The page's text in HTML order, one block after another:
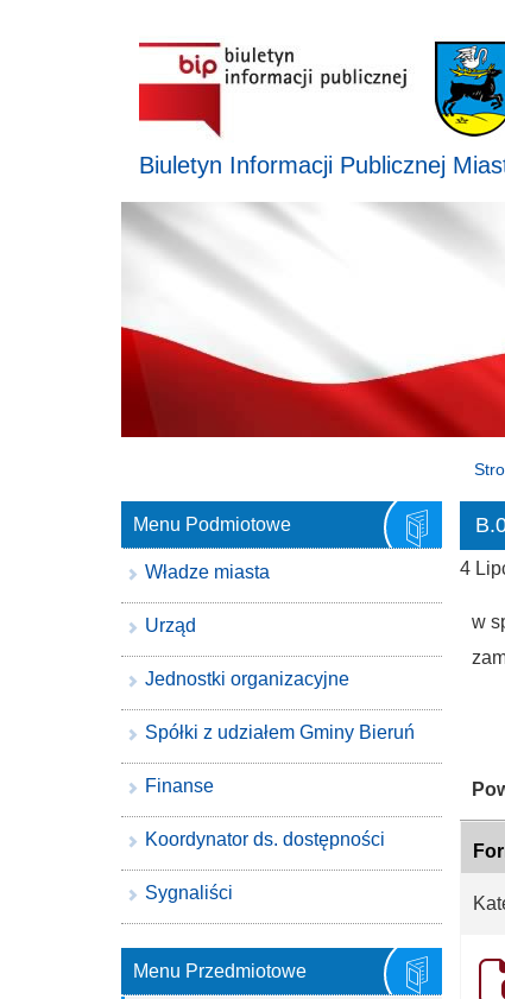
Biuletyn Informacji Publicznej
4
w
Menu Podmiotowe
Władze miasta
Urząd
Jednostki organizacyjne
Spółki z udziałem Gminy Bieruń
Finanse
Koordynator ds. dostępności
Sygnaliści
Menu Przedmiotowe